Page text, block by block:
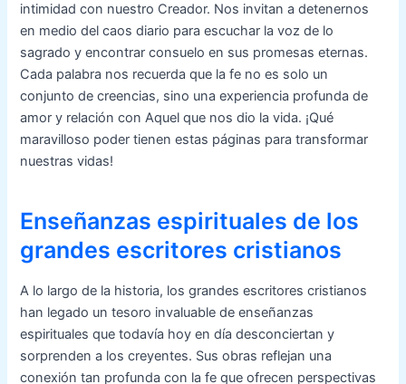
intimidad con nuestro Creador. Nos invitan a detenernos
en medio del caos diario para escuchar la voz de lo
sagrado y encontrar consuelo en sus promesas eternas.
Cada palabra nos recuerda que la fe no es solo un
conjunto de creencias, sino una experiencia profunda de
amor y relación con Aquel que nos dio la vida. ¡Qué
maravilloso poder tienen estas páginas para transformar
nuestras vidas!
Enseñanzas espirituales de los
grandes escritores cristianos
A lo largo de la historia, los grandes escritores cristianos
han legado un tesoro invaluable de enseñanzas
espirituales que todavía hoy en día desconciertan y
sorprenden a los creyentes. Sus obras reflejan una
conexión tan profunda con la fe que ofrecen perspectivas